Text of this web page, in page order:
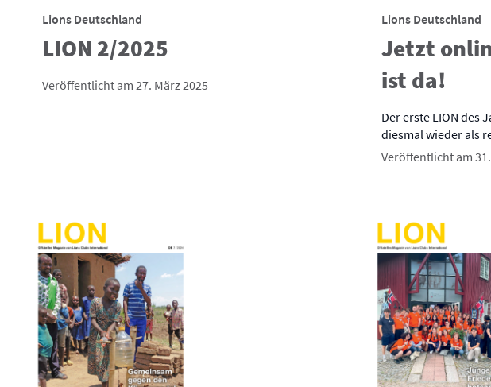
Lions Deutschland
LION 2/2025
Veröffentlicht am 27. März 2025
Lions Deutschland
Jetzt
ist da!
Der erste LION des
diesmal wieder als
Veröffentlicht am